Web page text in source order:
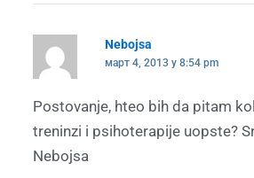
Nebojsa
март 4, 2013 у 8:54 pm
Postovanje, hteo bih da pitam
treninzi i psihoterapije uopste?
Nebojsa